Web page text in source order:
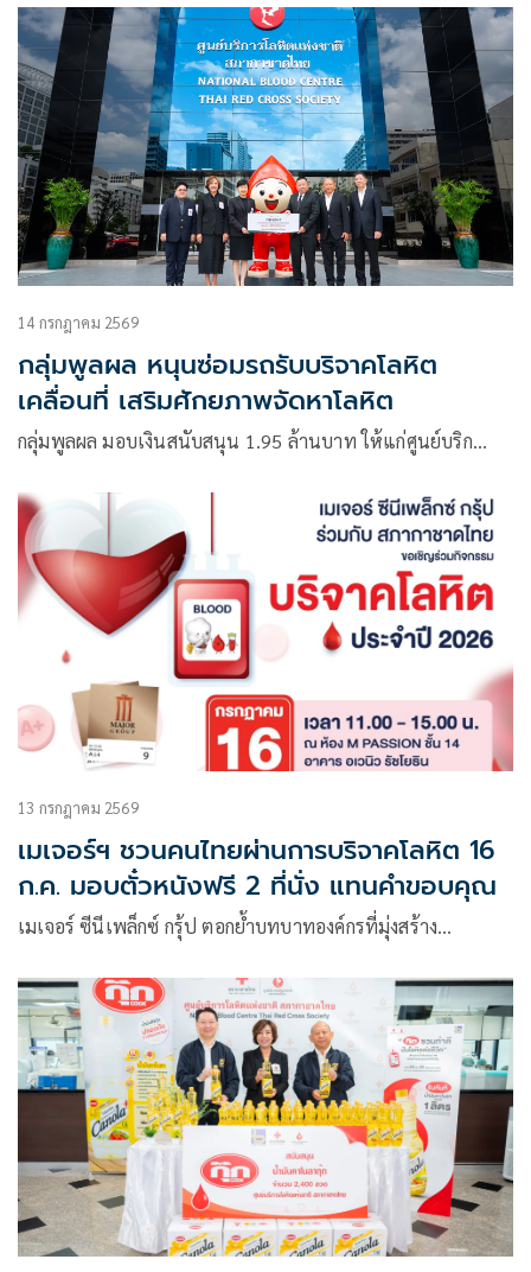
14 กรกฎาคม 2569
กลุ่มพูลผล หนุนซ่อมรถรับบริจาคโลหิต
เคลื่อนที่ เสริมศักยภาพจัดหาโลหิต
กลุ่มพูลผล มอบเงินสนับสนุน 1.95 ล้านบาท ให้แก่ศูนย์บริก…
13 กรกฎาคม 2569
เมเจอร์ฯ ชวนคนไทยผ่านการบริจาคโลหิต 16
ก.ค. มอบตั๋วหนังฟรี 2 ที่นั่ง แทนคำขอบคุณ
เมเจอร์ ซีนีเพล็กซ์ กรุ้ป ตอกย้ำบทบาทองค์กรที่มุ่งสร้าง…